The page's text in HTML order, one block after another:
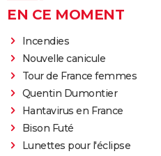
EN CE MOMENT
Incendies
Nouvelle canicule
Tour de France femmes
Quentin Dumontier
Hantavirus en France
Bison Futé
Lunettes pour l'éclipse